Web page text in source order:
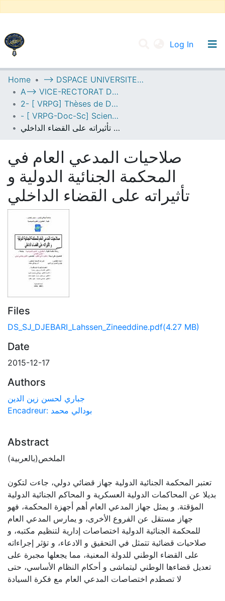
Log In
UNIVERSITY OF D.L SIDI BEL ABBES
Communities & Collections
All of DSpace
Statistics
Home
--> DSPACE UNIVERSITE DJILALLI LIABES DE SIDI BEL ABBES
A--> VICE-RECTORAT DE LA POST-GRADUATION
2- [ VRPG] Thèses de Doctorat en Sciences
- [ VRPG-Doc-Sc] Sciences juridiques --- علوم قانونية
صلاحيات المدعي العام في المحكمة الجنائية الدولية و تأثيراته على القضاء الداخلي
صلاحيات المدعي العام في
المحكمة الجنائية الدولية و
تأثيراته على القضاء الداخلي
Files
DS_SJ_DJEBARI_Lahssen_Zineeddine.pdf(4.27 MB)
Date
2015-12-17
Authors
جباري لحسن زين الدين
Encadreur: بودالي محمد
Abstract
الملخص(بالعربية)
تعتبر المحكمة الجنائية الدولية جهاز قضائي دولي، جاءت لتكون
بديلا عن المحاكمات الدولية العسكرية و المحاكم الجنائية الدولية
المؤقتة. و يمثل جهاز المدعي العام أهم أجهزة المحكمة، فهو
جهاز مستقل عن الفروع الأخرى، و يمارس المدعي العام
للمحكمة الجنائية الدولية اختصاصات إدارية لتنظيم مكتبه، و
صلاحيات قضائية تتمثل في التحقيق و الادعاء، و تؤثر إجراءاته
على القضاء الوطني للدولة المعنية، مما يجعلها مجبرة على
تعديل قضاءها الوطني ليتماشى و أحكام النظام الأساسي، حتى
لا تصطدم اختصاصات المدعي العام مع فكرة السيادة